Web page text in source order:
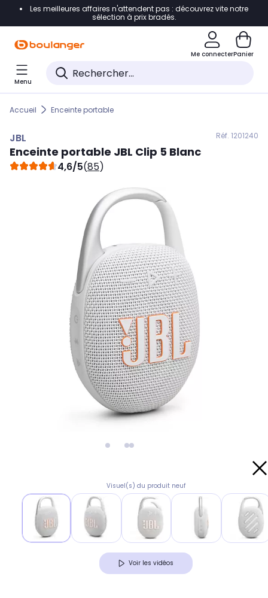
Accéder directement à la navigation
Accéder directement au pied de page
Accéder directement au chatbot
Les meilleures affaires n'attendent pas : découvrez vite notre
sélection à prix bradés.
Me connecterPanier
Menu
Accueil Enceinte portable
JBL Réf. 1201240
Enceinte portable JBL Clip 5 Blanc
4,6/5(85)
Visuel(s) du produit neuf
Voir les vidéos